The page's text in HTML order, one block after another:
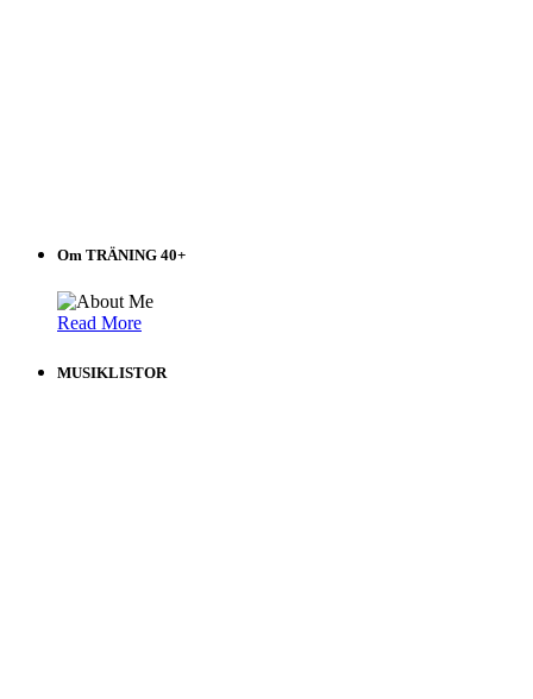
Om TRÄNING 40+
Read More
MUSIKLISTOR